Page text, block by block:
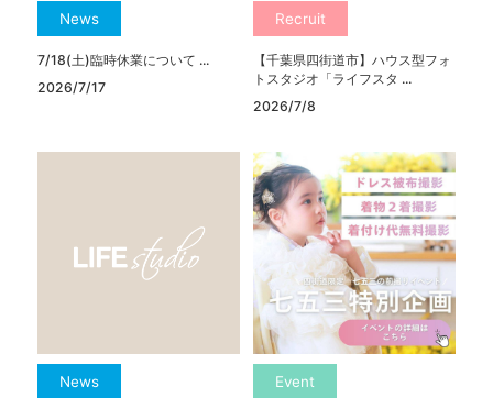
News
7/18(土)臨時休業について ...
2026/7/17
Recruit
【千葉県四街道市】ハウス型フォ
トスタジオ「ライフスタ ...
2026/7/8
News Event